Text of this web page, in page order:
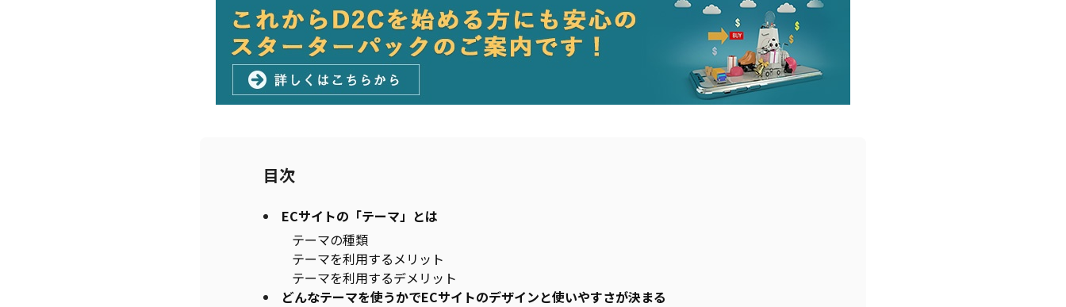
目次
ECサイトの「テーマ」とは
テーマの種類
テーマを利用するメリット
テーマを利用するデメリット
どんなテーマを使うかでECサイトのデザインと使いやすさが決まる